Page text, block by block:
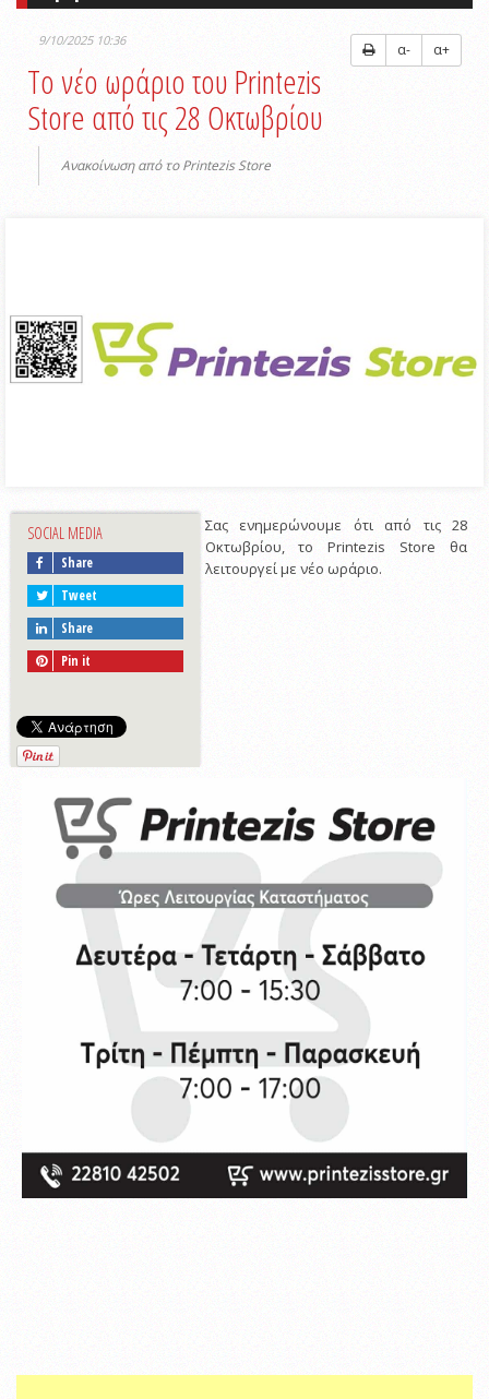
9/10/2025 10:36
α- α+
Το νέο ωράριο του Printezis
Store από τις 28 Οκτωβρίου
Ανακοίνωση από το Printezis Store
SOCIAL MEDIA
Share
Tweet
Share
Pin it
Σας ενημερώνουμε ότι από τις 28
Οκτωβρίου, το Printezis Store θα
λειτουργεί με νέο ωράριο.